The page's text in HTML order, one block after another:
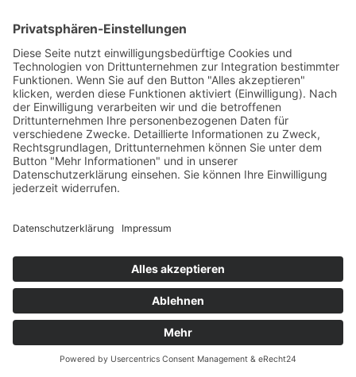
Übersicht
Über uns
Struktur
Team
Suche nach neuen Fachkräften
Für Eltern
Kita-Gespräche
Karriere
Ausbildung
Aktuelles
Copyright © 2023 |
Datenschutz